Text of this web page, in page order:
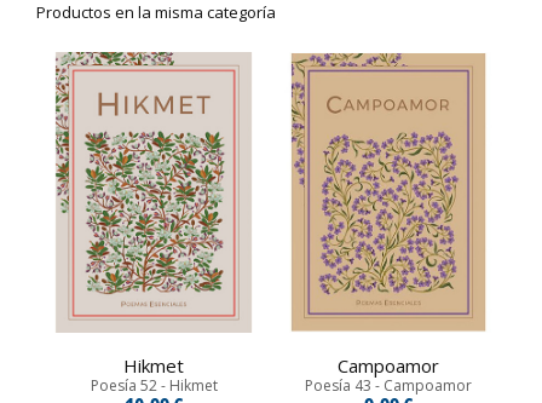
Productos en la misma categoría
Hikmet
Poesía 52 - Hikmet
Campoamor
Poesía 43 - Campoamor